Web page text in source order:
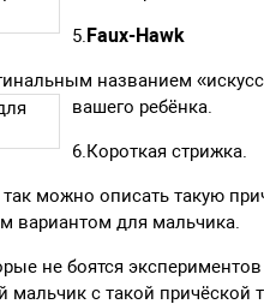
5. Faux-Hawk
названием
вашего ребёнка.
6.Короткая стрижка.
можно описать такую
вариантом для мальчика.
не боятся
мальчик с такой